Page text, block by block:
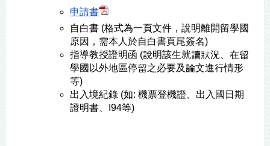
申請書
自白書 (格式為一頁文件，說明離開留學國
原因，需本人於自白書頁尾簽名)
指導教授證明函 (說明該生就讀狀況、在留
學國以外地區停留之必要及論文進行情形
等)
出入境紀錄 (如: 機票登機證、出入國日期
證明書、I94等)